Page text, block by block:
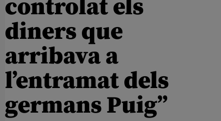
controlat els
diners que
arribava a
l’entramat dels
germans Puig”